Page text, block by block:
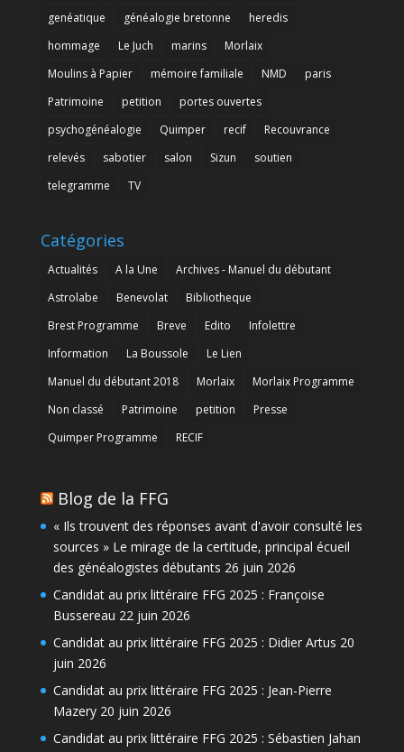
genéatique
généalogie bretonne
heredis
hommage
Le Juch marins
Morlaix
Moulins à Papier
mémoire familiale NMD
paris
Patrimoine
petition
portes ouvertes
psychogénéalogie
Quimper recif
Recouvrance
relevés
sabotier salon Sizun
soutien
telegramme
TV
Catégories
Actualités A la Une
Archives - Manuel du débutant
Astrolabe
Benevolat
Bibliotheque
Brest Programme
Breve Edito
Infolettre
Information
La Boussole
Le Lien
Manuel du débutant 2018
Morlaix
Morlaix Programme
Non classé
Patrimoine petition
Presse
Quimper Programme
RECIF
Blog de la FFG
« Ils trouvent des réponses avant d'avoir consulté les
sources » Le mirage de la certitude, principal écueil
des généalogistes débutants 26 juin 2026
Candidat au prix littéraire FFG 2025 : Françoise
Bussereau 22 juin 2026
Candidat au prix littéraire FFG 2025 : Didier Artus 20
juin 2026
Candidat au prix littéraire FFG 2025 : Jean-Pierre
Mazery 20 juin 2026
Candidat au prix littéraire FFG 2025 : Sébastien Jahan